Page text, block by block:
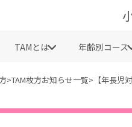
TAMとは 年齢別コース
>TAM枚方お知らせ一覧> 【年長児